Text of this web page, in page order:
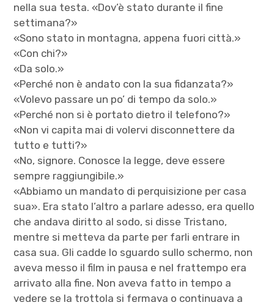
nella sua testa. «Dov’è stato durante il fine
settimana?»
«Sono stato in montagna, appena fuori città.»
«Con chi?»
«Da solo.»
«Perché non è andato con la sua fidanzata?»
«Volevo passare un po’ di tempo da solo.»
«Perché non si è portato dietro il telefono?»
«Non vi capita mai di volervi disconnettere da
tutto e tutti?»
«No, signore. Conosce la legge, deve essere
sempre raggiungibile.»
«Abbiamo un mandato di perquisizione per casa
sua». Era stato l’altro a parlare adesso, era quello
che andava diritto al sodo, si disse Tristano,
mentre si metteva da parte per farli entrare in
casa sua. Gli cadde lo sguardo sullo schermo, non
aveva messo il film in pausa e nel frattempo era
arrivato alla fine. Non aveva fatto in tempo a
vedere se la trottola si fermava o continuava a